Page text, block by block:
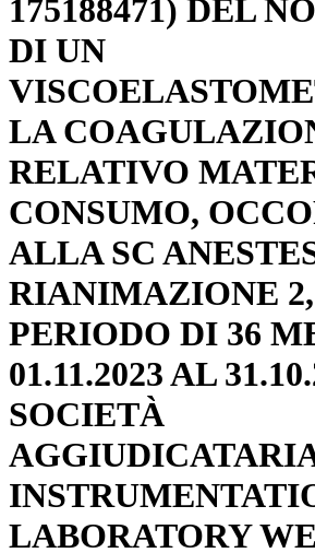
175188471) DEL
DI UN
LA
RELATIVO
CONSUMO,
ALLA SC
RIANIMAZIONE
PERIODO DI 36
01.11.2023 AL
SOCIETÀ
LABORATORY